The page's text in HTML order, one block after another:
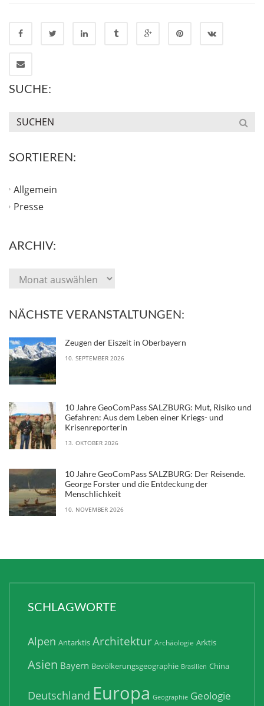
SUCHE:
SORTIEREN:
Allgemein
Presse
ARCHIV:
NÄCHSTE VERANSTALTUNGEN:
Zeugen der Eiszeit in Oberbayern
10. SEPTEMBER 2026
10 Jahre GeoComPass SALZBURG: Mut, Risiko und
Gefahren: Aus dem Leben einer Kriegs- und
Krisenreporterin
13. OKTOBER 2026
10 Jahre GeoComPass SALZBURG: Der Reisende.
George Forster und die Entdeckung der
Menschlichkeit
10. NOVEMBER 2026
SCHLAGWORTE
Alpen Antarktis Architektur Archäologie Arktis
Asien Bayern Bevölkerungsgeographie Brasilien China
Deutschland Europa Geographie Geologie